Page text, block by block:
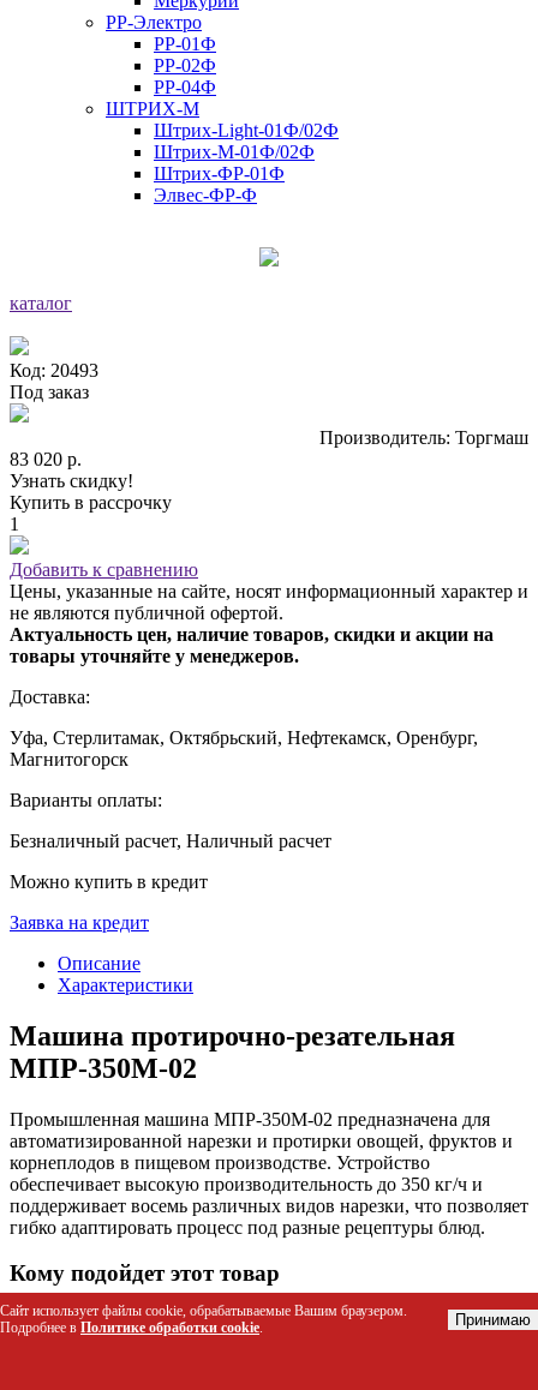
РР-Электро
РР-01Ф
РР-02Ф
РР-04Ф
ШТРИХ-М
Штрих-Light-01Ф/02Ф
Штрих-М-01Ф/02Ф
Штрих-ФР-01Ф
Элвес-ФР-Ф
каталог
Код: 20493
Под заказ
Производитель: Торгмаш
83 020 р.
Узнать скидку!
Купить в рассрочку
1
Добавить к сравнению
Цены, указанные на сайте, носят информационный характер и
не являются публичной офертой.
Актуальность цен, наличие товаров, скидки и акции на
товары уточняйте у менеджеров.
Доставка:
Уфа, Стерлитамак, Октябрьский, Нефтекамск, Оренбург,
Магнитогорск
Варианты оплаты:
Безналичный расчет, Наличный расчет
Можно купить в кредит
Заявка на кредит
Описание
Характеристики
Машина протирочно-резательная
МПР-350М-02
Промышленная машина МПР-350М-02 предназначена для
автоматизированной нарезки и протирки овощей, фруктов и
корнеплодов в пищевом производстве. Устройство
обеспечивает высокую производительность до 350 кг/ч и
поддерживает восемь различных видов нарезки, что позволяет
гибко адаптировать процесс под разные рецептуры блюд.
Кому подойдет этот товар
Шеф-повара ресторанов и столовых для быстрой
подготовки полуфабрикатов
Сайт использует файлы cookie, обрабатываемые Вашим браузером.
Подробнее в Политике обработки cookie. Принимаю